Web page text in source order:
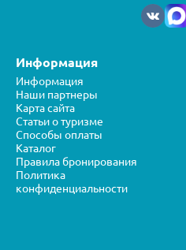
Информация
Информация
Наши партнеры
Карта сайта
Статьи о туризме
Способы оплаты
Каталог
Правила бронирования
Политика
конфиденциальности